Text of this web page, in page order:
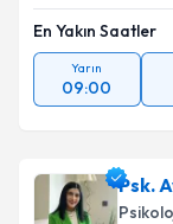
En Yakın Saatler
Yarın
09:00
Psk.